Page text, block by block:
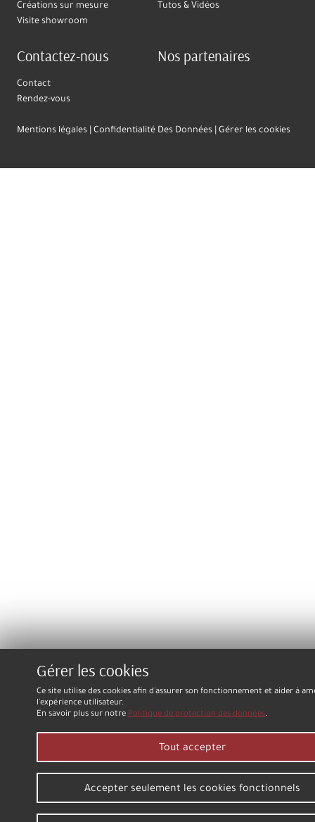
Créations sur mesure
Visite showroom
Tutos & Vidéos
Contactez-nous
Contact
Rendez-vous
Nos partenaires
Mentions légales Confidentialité Des Données Gérer les cookies
Gérer les cookies
Ce site utilise des cookies afin d'assurer son fonctionnement et aider à
l'expérience utilisateur.
En savoir plus sur notre Politique de protection des données.
Tout accepter
Accepter seulement les cookies fonctionnels